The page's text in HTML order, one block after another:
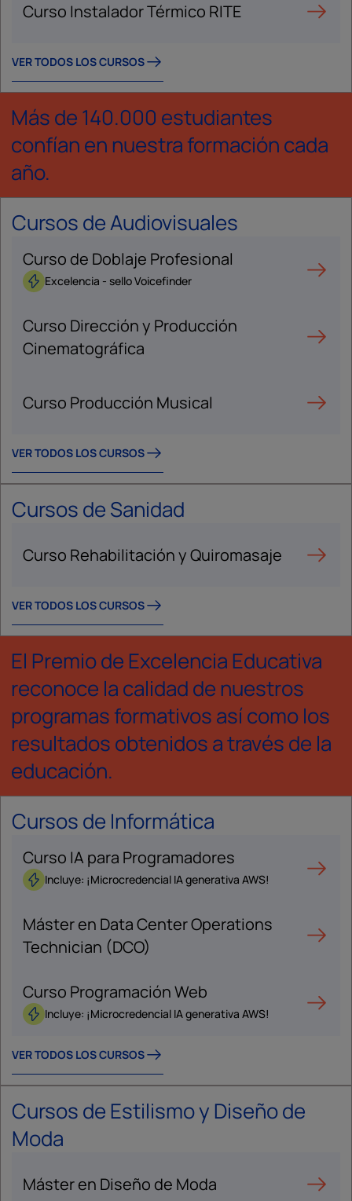
Curso Instalador Térmico RITE
VER TODOS LOS CURSOS
Más de 140.000 estudiantes
confían en nuestra formación cada
año.
Cursos de Audiovisuales
Curso de Doblaje Profesional
Excelencia - sello Voicefinder
Curso Dirección y Producción
Cinematográfica
Curso Producción Musical
VER TODOS LOS CURSOS
Cursos de Sanidad
Curso Rehabilitación y Quiromasaje
VER TODOS LOS CURSOS
El Premio de Excelencia Educativa
reconoce la calidad de nuestros
programas formativos así como los
resultados obtenidos a través de la
educación.
Cursos de Informática
Curso IA para Programadores
Incluye: ¡Microcredencial IA generativa AWS!
Máster en Data Center Operations
Technician (DCO)
Curso Programación Web
Incluye: ¡Microcredencial IA generativa AWS!
VER TODOS LOS CURSOS
Cursos de Estilismo y Diseño de
Moda
Máster en Diseño de Moda